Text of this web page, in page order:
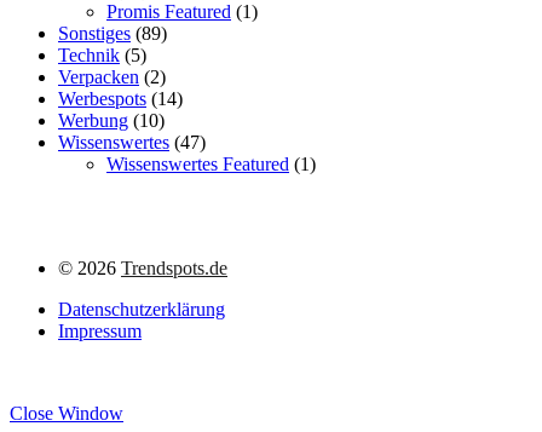
Promis Featured (1)
Sonstiges (89)
Technik (5)
Verpacken (2)
Werbespots (14)
Werbung (10)
Wissenswertes (47)
Wissenswertes Featured (1)
© 2026 Trendspots.de
Datenschutzerklärung
Impressum
Close Window